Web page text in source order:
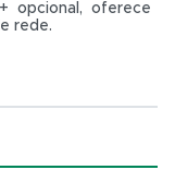
opcional, oferece
rede.